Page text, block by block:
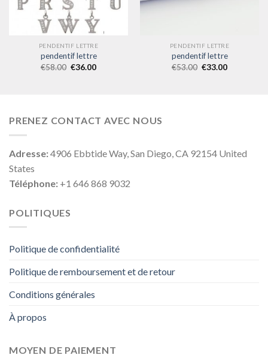
PENDENTIF LETTRE
pendentif lettre
€58.00 €36.00
PENDENTIF LETTRE
pendentif lettre
€53.00 €33.00
PRENEZ CONTACT AVEC NOUS
Adresse:4906 Ebbtide Way, San Diego, CA 92154 United
States
Téléphone: +1 646 868 9032
POLITIQUES
Politique de confidentialité
Politique de remboursement et de retour
Conditions générales
À propos
MOYEN DE PAIEMENT